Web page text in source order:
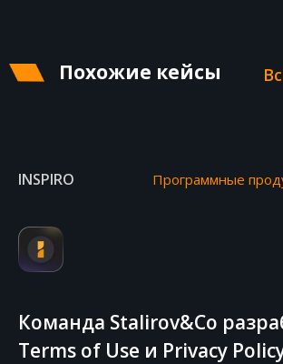
Похожие кейсы
INSPIRO Программные
Команда Stalirov&Co
Terms of Use и Privacy